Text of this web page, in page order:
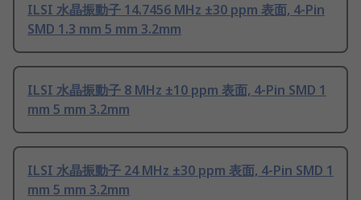
ILSI 水晶振動子 14.7456 MHz ±30 ppm 表面, 4-Pin
SMD 1.3 mm 5 mm 3.2mm
ILSI 水晶振動子 8 MHz ±10 ppm 表面, 4-Pin SMD 1
mm 5 mm 3.2mm
ILSI 水晶振動子 24 MHz ±30 ppm 表面, 4-Pin SMD 1
mm 5 mm 3.2mm